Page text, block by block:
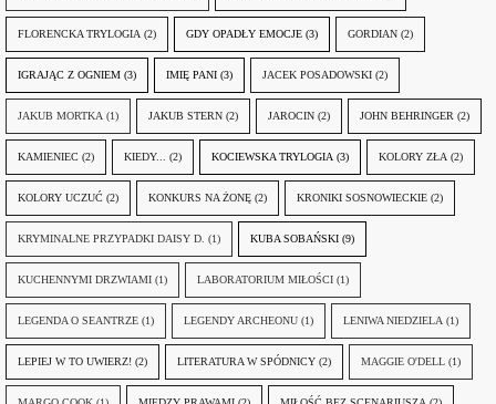
FLORENCKA TRYLOGIA (2) GDY OPADŁY EMOCJE (3) GORDIAN (2)
IGRAJĄC Z OGNIEM (3) IMIĘ PANI (3) JACEK POSADOWSKI (2)
JAKUB MORTKA (1) JAKUB STERN (2) JAROCIN (2) JOHN BEHRINGER (2)
KAMIENIEC (2) KIEDY... (2) KOCIEWSKA TRYLOGIA (3) KOLORY ZŁA (2)
KOLORY UCZUĆ (2) KONKURS NA ŻONĘ (2) KRONIKI SOSNOWIECKIE (2)
KRYMINALNE PRZYPADKI DAISY D. (1) KUBA SOBAŃSKI (9)
KUCHENNYMI DRZWIAMI (1) LABORATORIUM MIŁOŚCI (1)
LEGENDA O SEANTRZE (1) LEGENDY ARCHEONU (1) LENIWA NIEDZIELA (1)
LEPIEJ W TO UWIERZ! (2) LITERATURA W SPÓDNICY (2) MAGGIE O'DELL (1)